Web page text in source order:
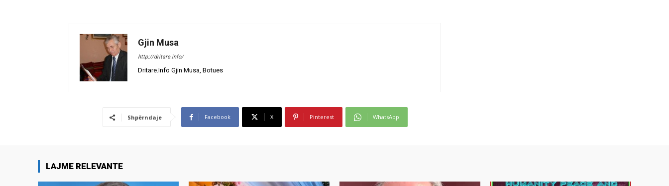
Gjin Musa
http://dritare.info/
Dritare.Info Gjin Musa, Botues
Shpërndaje Facebook X Pinterest WhatsApp
LAJME RELEVANTE